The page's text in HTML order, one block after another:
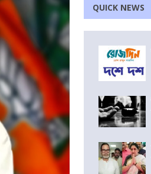
QUICK NEWS